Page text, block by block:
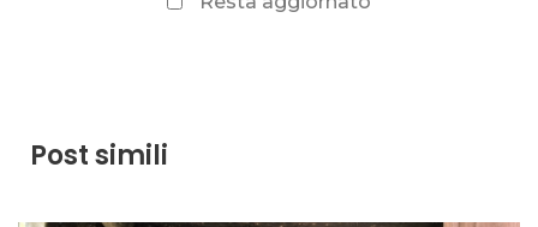
Post simili